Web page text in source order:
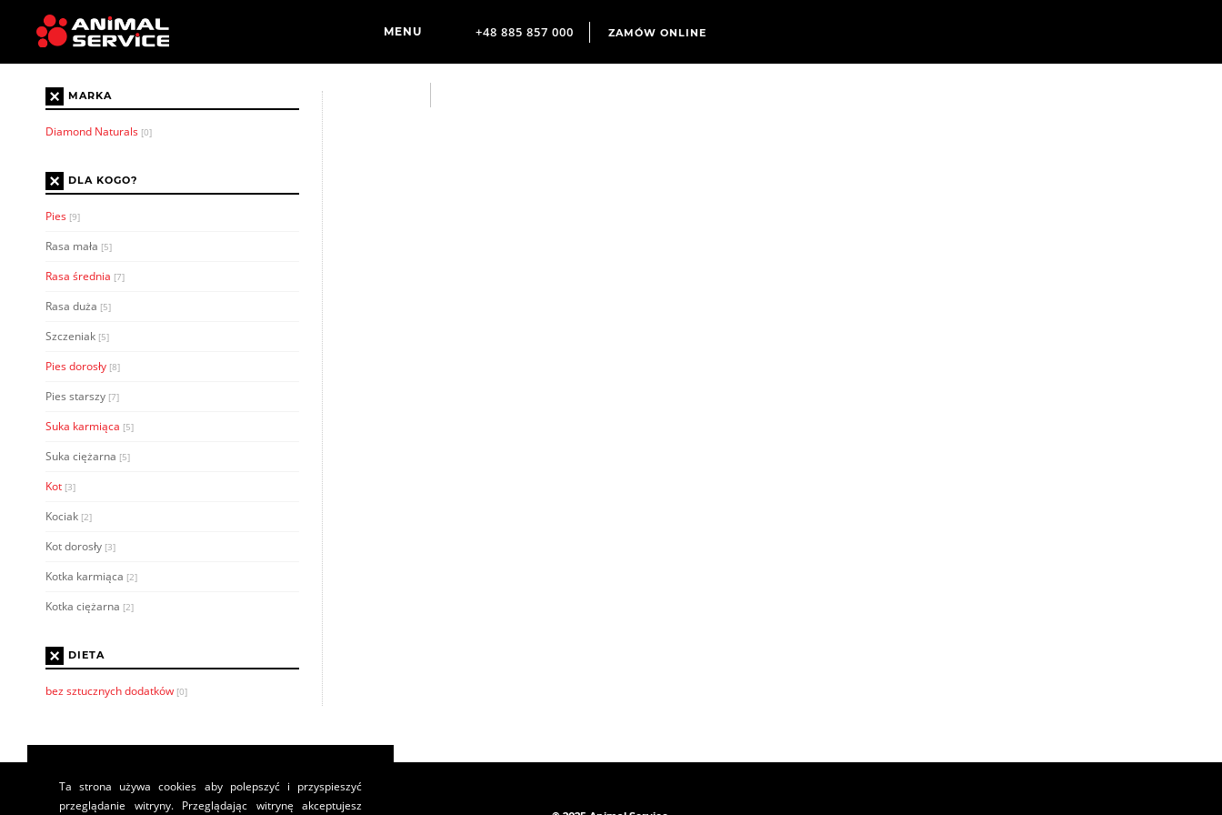
+48 885 857 000 ZAMÓW ONLINE
× MARKA
Diamond Naturals [0]
× DLA KOGO?
Pies [9]
Rasa mała [5]
Rasa średnia [7]
Rasa duża [5]
Szczeniak [5]
Pies dorosły [8]
Pies starszy [7]
Suka karmiąca [5]
Suka ciężarna [5]
Kot [3]
Kociak [2]
Kot dorosły [3]
Kotka karmiąca [2]
Kotka ciężarna [2]
× DIETA
bez sztucznych dodatków [0]
Ta strona używa cookies aby polepszyć i przyspieszyć
przeglądanie witryny. Przeglądając witrynę akceptujesz